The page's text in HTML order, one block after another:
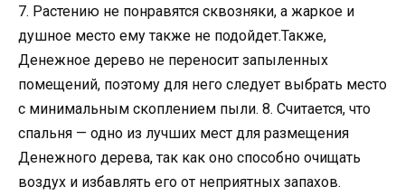
7. Растению не понравятся сквозняки, а жаркое и
душное место ему также не подойдет.Также,
Денежное дерево не переносит запыленных
помещений, поэтому для него следует выбрать место
с минимальным скоплением пыли. 8. Считается, что
спальня — одно из лучших мест для размещения
Денежного дерева, так как оно способно очищать
воздух и избавлять его от неприятных запахов.